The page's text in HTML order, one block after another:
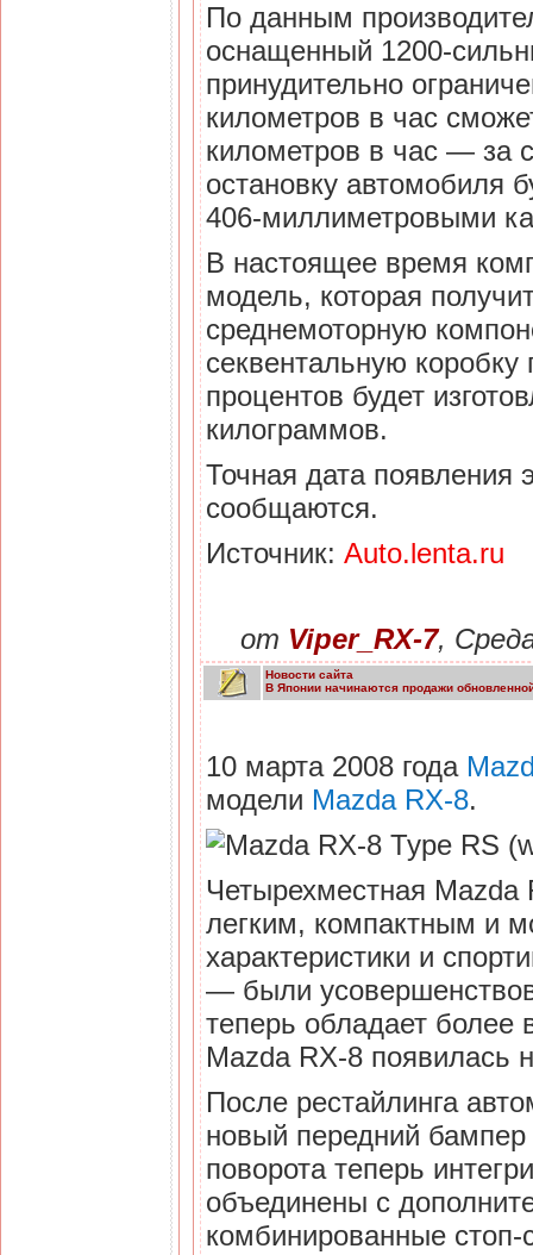
По данным
оснащенный 1200-
принудительно
километров в час
километров в час — за
остановку автомобиля
406-миллиметровыми
В настоящее время
модель, которая
среднемоторную
секвентальную
процентов будет
килограммов.
Точная дата появления
сообщаются.
Источник: Auto.lenta.ru
от Viper_RX-7,
Новости сайта
В Японии начинаются продажи
10 марта 2008 года
модели Mazda RX-8.
Четырехместная
легким, компактным и
характеристики и
— были
теперь обладает
Mazda RX-8 появилась
После рестайлинга
новый передний
поворота теперь
объединены с
комбинированные стоп-